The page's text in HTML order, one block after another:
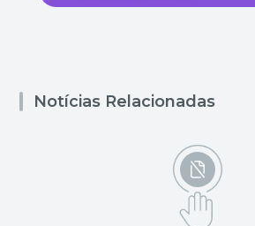
Notícias Relacionadas